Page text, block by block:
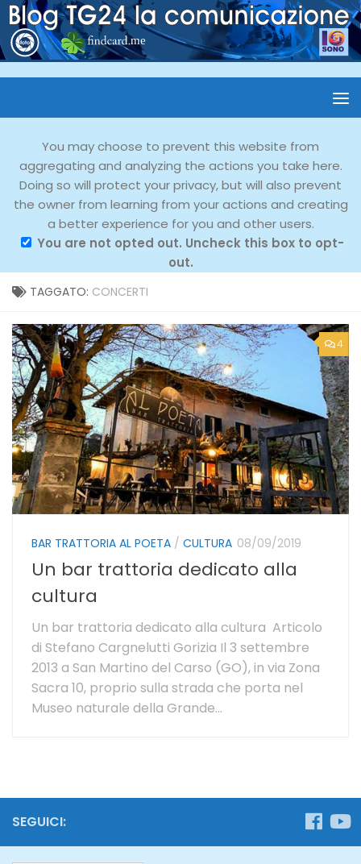
You may choose to prevent this website from
aggregating and analyzing the actions you take here.
Doing so will protect your privacy, but will also prevent
the owner from learning from your actions and creating
a better experience for you and other users.
You are not opted out. Uncheck this box to opt-
out.
TAGGATO: CONCERTI
4
BAR TRATTORIA AL POETA / CULTURA 08/09/2019
Un bar trattoria dedicato alla
cultura
Un bar trattoria dedicato alla cultura Articolo
di Stefano Cargnelutti Gorizia Il 3 settembre
2013 a San Martino del Carso (GO), in via Zona
Sacra 10, proprio sulla strada che porta nel
Museo naturale della Grande...
SEGUICI: